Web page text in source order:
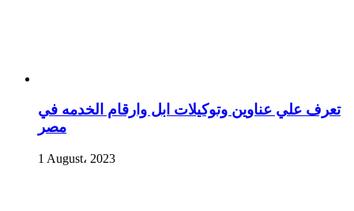
تعرف علي عناوين وتوكيلات ابل وارقام الخدمه في
مصر
1 August، 2023